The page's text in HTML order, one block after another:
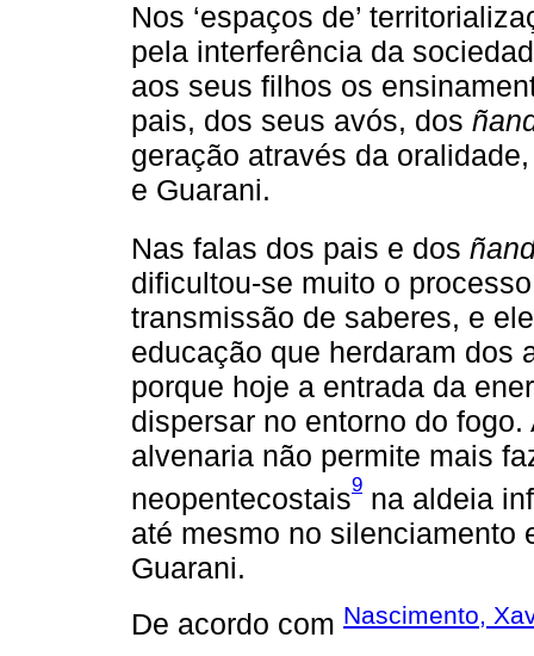
Nos ‘espaços de’
pela interferência da
aos seus filhos os
pais, dos seus avós, dos
geração através da
e Guarani.
Nas falas dos pais e dos
dificultou-se muito o
transmissão de saberes, e
educação que herdaram dos
porque hoje a entrada da
dispersar no entorno do
alvenaria não permite mais
neopentecostais9 na aldeia
até mesmo no silenciamento
Guarani.
De acordo com Nascimento,